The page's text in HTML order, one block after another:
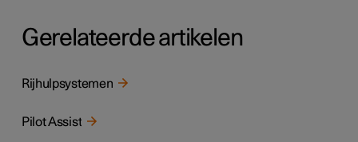
Gerelateerde artikelen
Rijhulpsystemen
Pilot Assist